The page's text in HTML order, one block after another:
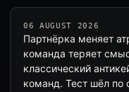
06 AUGUST 2026
Партнёрка меняет
команда теряет
классический
команд. Тест шёл по